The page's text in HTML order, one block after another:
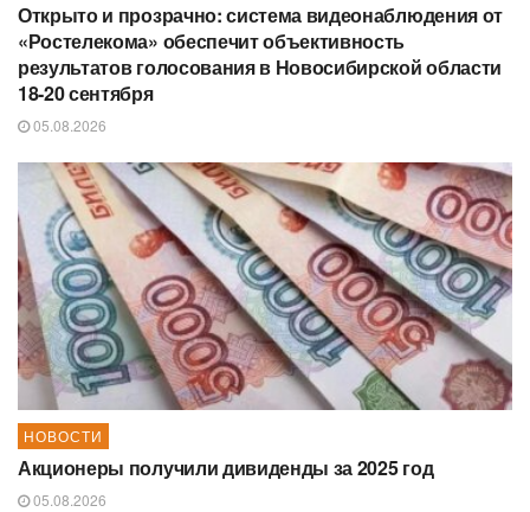
Открыто и прозрачно: система видеонаблюдения от
«Ростелекома» обеспечит объективность
результатов голосования в Новосибирской области
18-20 сентября
05.08.2026
НОВОСТИ
Акционеры получили дивиденды за 2025 год
05.08.2026